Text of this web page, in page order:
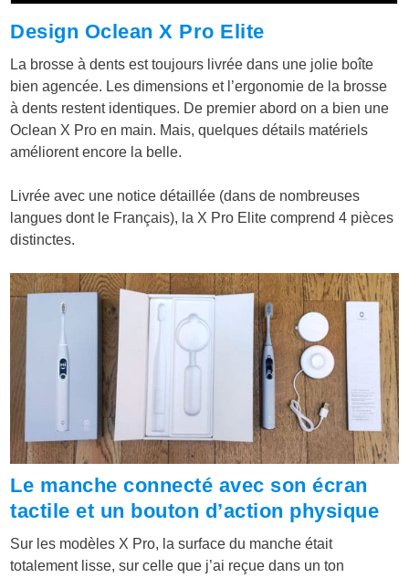
Design Oclean X Pro Elite
La brosse à dents est toujours livrée dans une jolie boîte
bien agencée. Les dimensions et l’ergonomie de la brosse
à dents restent identiques. De premier abord on a bien une
Oclean X Pro en main. Mais, quelques détails matériels
améliorent encore la belle.
Livrée avec une notice détaillée (dans de nombreuses
langues dont le Français), la X Pro Elite comprend 4 pièces
distinctes.
Le manche connecté avec son écran
tactile et un bouton d’action physique
Sur les modèles X Pro, la surface du manche était
totalement lisse, sur celle que j’ai reçue dans un ton